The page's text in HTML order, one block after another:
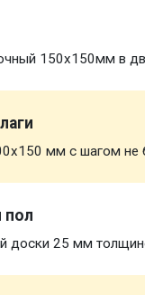
150х150мм в
мм с шагом не
пол
доски 25 мм